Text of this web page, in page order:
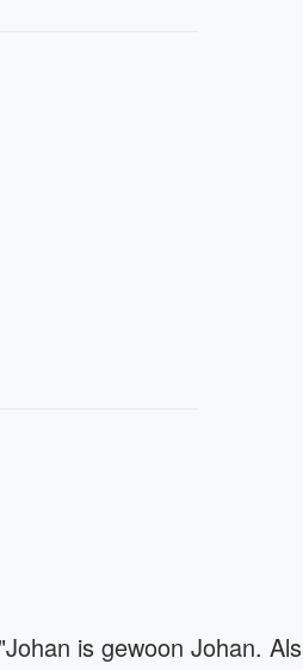
is gewoon Johan. Als